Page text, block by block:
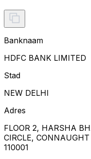
Banknaam
HDFC BANK LIMITED
Stad
NEW DELHI
Adres
FLOOR 2, HARSHA
CIRCLE,
110001